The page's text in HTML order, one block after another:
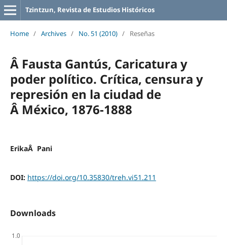
Tzintzun, Revista de Estudios Históricos
Home / Archives / No. 51 (2010) / Reseñas
Â Fausta Gantús, Caricatura y
poder político. Crítica, censura y
represión en la ciudad de
Â México, 1876-1888
ErikaÂ Pani
DOI: https://doi.org/10.35830/treh.vi51.211
Downloads